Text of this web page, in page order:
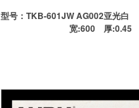
型号： TKB-601JW AG002亚光白
宽:600 厚:0.45